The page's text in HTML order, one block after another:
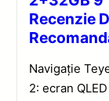
Recenzie
Navigație
2: ecran